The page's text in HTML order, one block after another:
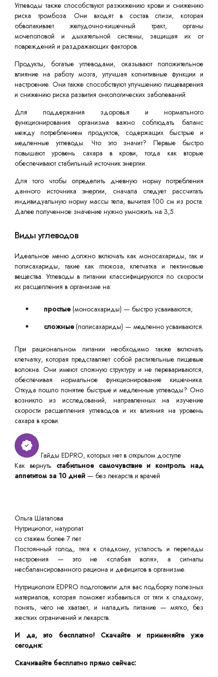
Углеводы также способствуют разжижению крови и снижению
риска тромбоза. Они входят в состав слизи, которая
обволакивает желудочно-кишечный тракт, органы
мочеполовой и дыхательной системы, защищая их от
повреждений и раздражающих факторов.
Продукты, богатые углеводами, оказывают положительное
влияние на работу мозга, улучшая когнитивные функции и
настроение. Они также способствуют улучшению пищеварения
и снижению риска развития онкологических заболеваний.
Для поддержания здоровья и нормального
функционирования организма важно соблюдать баланс
между потреблением продуктов, содержащих быстрые и
медленные углеводы. Что это значит? Первые быстро
повышают уровень сахара в крови, тогда как вторые
обеспечивают стабильный источник энергии.
Для того чтобы определить дневную норму потребления
данного источника энергии, сначала следует рассчитать
индивидуальную норму массы тела, вычитая 100 см из роста.
Далее полученное значение нужно умножить на 3,5.
Виды углеводов
Идеальное меню должно включать как моносахариды, так и
полисахариды, такие как глюкоза, клетчатка и пектиновые
вещества. Углеводы в питании классифицируются по скорости
их расщепления в организме на:
простые (моносахариды) — быстро усваиваются;
сложные (полисахариды) — медленно усваиваются.
При рациональном питании необходимо также включать
клетчатку, которая представляет собой растительные пищевые
волокна. Они имеют сложную структуру и не перевариваются,
обеспечивая нормальное функционирование кишечника.
Откуда пошло понятие быстрые и медленные углеводы? Оно
возникло из исследований, направленных на изучение
скорости расщепления углеводов и их влияния на уровень
сахара в крови.
Гайды EDPRO, которых нет в открытом доступе
Как вернуть стабильное самочувствие и контроль над
аппетитом за 10 дней — без лекарств и врачей
Ольга Шаталова
Нутрициолог, натуропат
со стажем более 7 лет
Постоянный голод, тяга к сладкому, усталость и перепады
настроения — это не «слабая воля», а сигналы
несбалансированного рациона и дефицитов в организме.
Нутрициологи EDPRO подготовили для вас подборку полезных
материалов, которая поможет избавиться от тяги к сладкому,
понять, чего не хватает, и наладить питание — мягко, без
жестких ограничений и лекарств.
И да, это бесплатно! Скачайте и применяйте уже
сегодня:
Скачивайте бесплатно прямо сейчас: